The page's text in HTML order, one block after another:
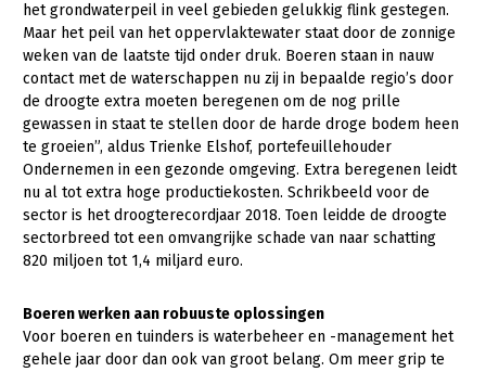
Geitenhouderij
Kalverhouderij
Konijnenhouderij
Melkveehouderij
Paardenhouderij
Pluimveehouderij
Schapenhouderij
Vleesveehouderij
Akkerbouw
Biologische Landbouw
Bollenteelt
Bomen, vaste planten en zomerbloemen
Fruitteelt
Glastuinbouw
Paddenstoelen
Multifunctionele landbouw
Multifunctioneel
Vrouw en Bedrijf
Onderwerpen
Nieuws
Nieuwsabonnement
Webinars
Over LTO
Mensen
Bestuur en Directie
Jaarverslag 2023
het grondwaterpeil in veel gebieden gelukkig flink gestegen.
Maar het peil van het oppervlaktewater staat door de zonnige
weken van de laatste tijd onder druk. Boeren staan in nauw
contact met de waterschappen nu zij in bepaalde regio’s door
de droogte extra moeten beregenen om de nog prille
gewassen in staat te stellen door de harde droge bodem heen
te groeien”, aldus Trienke Elshof, portefeuillehouder
Ondernemen in een gezonde omgeving. Extra beregenen leidt
nu al tot extra hoge productiekosten. Schrikbeeld voor de
sector is het droogterecordjaar 2018. Toen leidde de droogte
sectorbreed tot een omvangrijke schade van naar schatting
820 miljoen tot 1,4 miljard euro.
Boeren werken aan robuuste oplossingen
Voor boeren en tuinders is waterbeheer en -management het
gehele jaar door dan ook van groot belang. Om meer grip te